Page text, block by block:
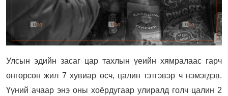
Улсын эдийн засаг цар тахлын үеийн хямралаас гарч
өнгөрсөн жил 7 хувиар өсч, цалин тэтгэвэр ч нэмэгдэв.
Үүний ачаар энэ оны хоёрдугаар улиралд голч цалин 2